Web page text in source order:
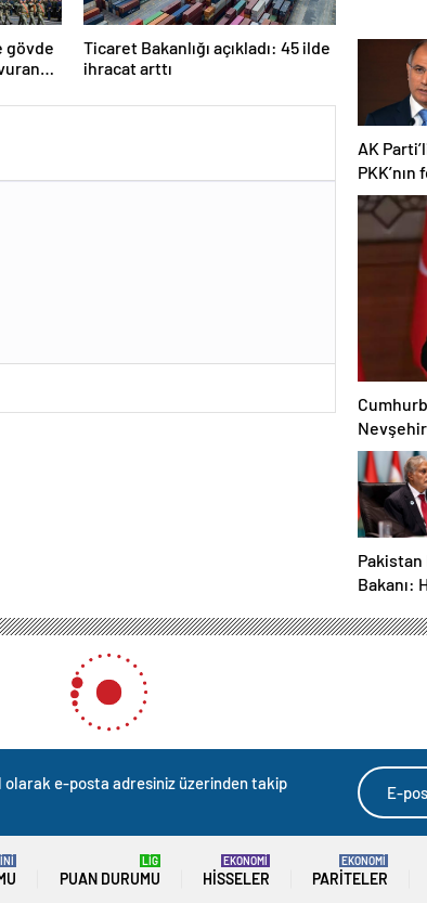
gövde
Ticaret Bakanlığı açıkladı: 45 ilde
ihracat arttı
AK
PKK’nın
kararına
söz
Pakistan
Bakanı:
olarak e-posta adresiniz üzerinden takip
PUAN DURUMU
LİG
HISSELER
EKONOMİ
PARITELER
EKONOMİ